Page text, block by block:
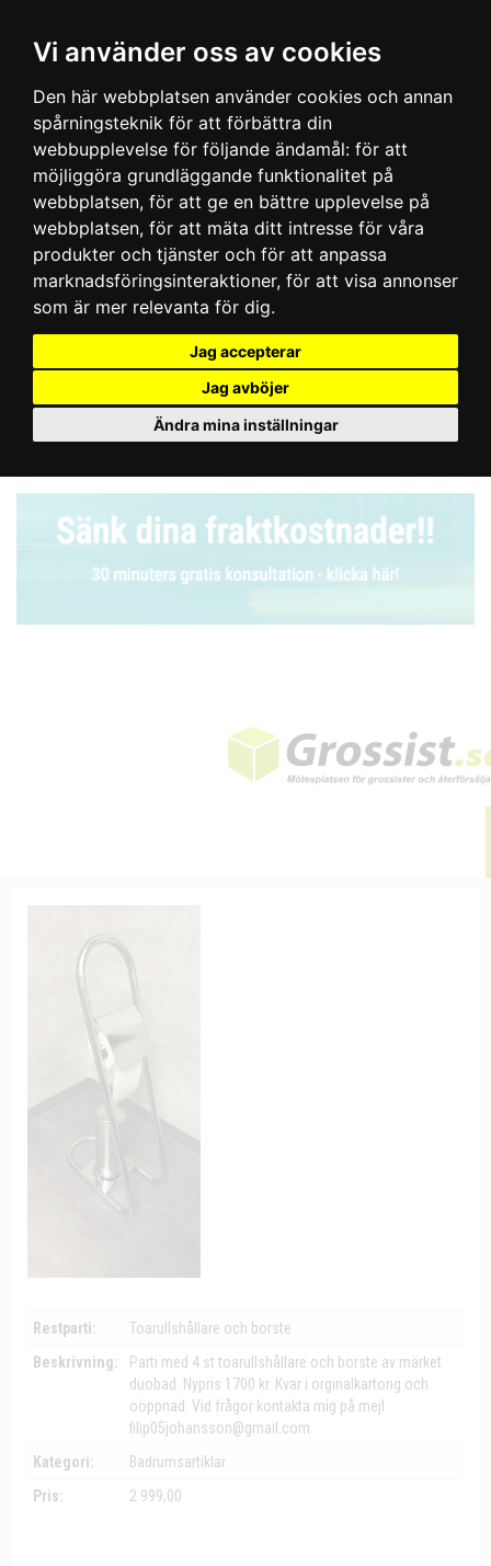
Vi använder oss av cookies
Den här webbplatsen använder cookies och annan
spårningsteknik för att förbättra din
webbupplevelse för följande ändamål: för att
möjliggöra grundläggande funktionalitet på
webbplatsen, för att ge en bättre upplevelse på
webbplatsen, för att mäta ditt intresse för våra
produkter och tjänster och för att anpassa
marknadsföringsinteraktioner, för att visa annonser
som är mer relevanta för dig.
Jag accepterar
Jag avböjer
Ändra mina inställningar
Restparti:
Toarullshållare och borste
Beskrivning:
Parti med 4 st toarullshållare och borste av märket
duobad. Nypris 1700 kr. Kvar i orginalkartong och
oöppnad. Vid frågor kontakta mig på mejl
filip05johansson@gmail.com
Kategori:
Badrumsartiklar
Pris:
2 999,00